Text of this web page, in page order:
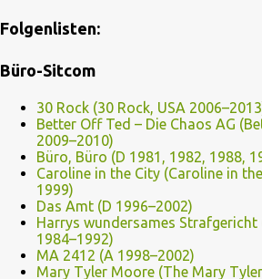
Folgenlisten:
Büro-Sitcom
30 Rock (30 Rock, USA
Better Off Ted – Die Chaos AG
2009–2010)
Büro, Büro (D 1981, 1982, 1988,
Caroline in the City (Caroline in
1999)
Das Amt (D 1996–2002)
Harrys wundersames Strafgericht
1984–1992)
MA 2412 (A 1998–2002)
Mary Tyler Moore (The Mary